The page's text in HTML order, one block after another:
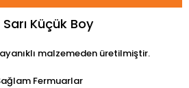
Küçük Boy
malzemeden üretilmiştir.
Fermuarlar